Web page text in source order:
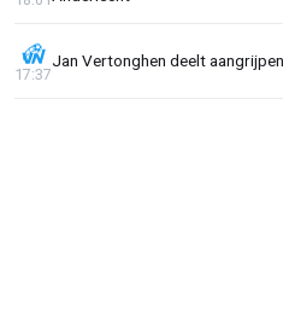
Jan Vertonghen deelt
17:37